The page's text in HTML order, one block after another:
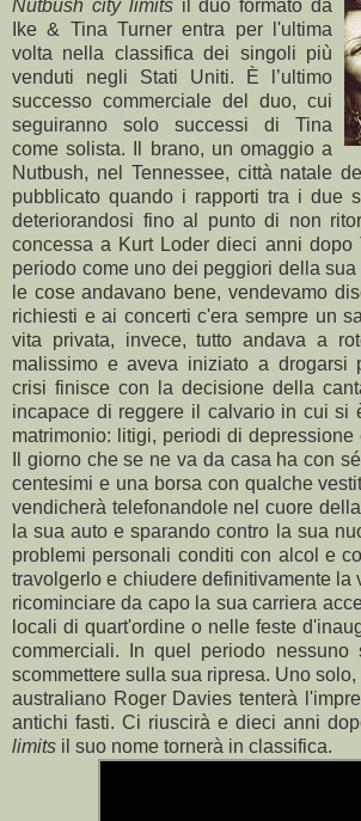
Nutbush city limitsil duo formato da
Ike & Tina Turner entra per l'ultima
volta nella classifica dei singoli più
venduti negli Stati Uniti. È l’ultimo
successo commerciale del duo, cui
seguiranno solo successi di Tina
come solista. Il brano, un omaggio a
Nutbush, nel Tennessee, città natale
pubblicato quando i rapporti tra i due
deteriorandosi fino al punto di non
concessa a Kurt Loder dieci anni dopo
periodo come uno dei peggiori della
le cose andavano bene, vendevamo
richiesti e ai concerti c'era sempre un
vita privata, invece, tutto andava a
malissimo e aveva iniziato a drogarsi
crisi finisce con la decisione della
incapace di reggere il calvario in cui si
matrimonio: litigi, periodi di depressione
Il giorno che se ne va da casa ha con
centesimi e una borsa con qualche
vendicherà telefonandole nel cuore
la sua auto e sparando contro la sua
problemi personali conditi con alcol e
travolgerlo e chiudere definitivamente la
ricominciare da capo la sua carriera
locali di quart'ordine o nelle feste
commerciali. In quel periodo nessuno
scommettere sulla sua ripresa. Uno
australiano Roger Davies tenterà
antichi fasti. Ci riuscirà e dieci anni
limits il suo nome tornerà in classifica.